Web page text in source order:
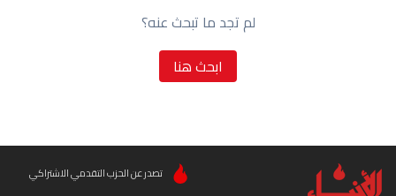
لم تجد ما تبحث عنه؟
ابحث هنا
تصدر عن الحزب التقدمي الاشتراكي